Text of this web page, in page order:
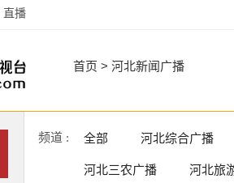
直播
首页 > 河北新闻广播
频道 : 全部 河北综合广播
河北三农广播 河北旅